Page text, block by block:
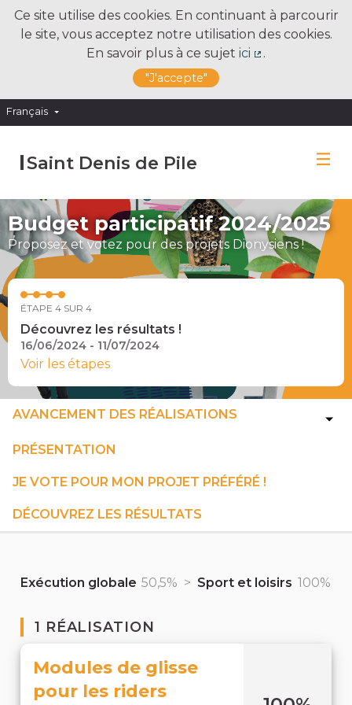
Ce site utilise des cookies. En continuant à parcourir
le site, vous acceptez notre utilisation des cookies.
En savoir plus à ce sujet ici
.
"J'accepte"
Saint Denis de Pile
Français Choose language
Budget participatif 2024/2025
Proposez et votez pour des projets Dionysiens !
ÉTAPE 4 SUR 4
Découvrez les résultats !
16/06/2024 - 11/07/2024
Voir les étapes
AVANCEMENT DES RÉALISATIONS
PRÉSENTATION
JE VOTE POUR MON PROJET PRÉFÉRÉ !
DÉCOUVREZ LES RÉSULTATS
Exécution globale 50,5% > Sport et loisirs 100%
1 RÉALISATION
Modules de glisse
pour les riders